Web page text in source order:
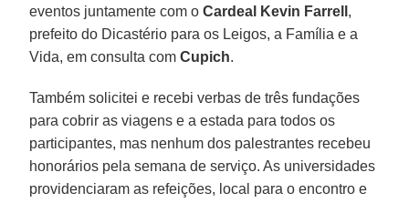
eventos juntamente com oCardeal Kevin Farrell ,
prefeito do Dicastério para os Leigos, a Família e a
Vida, em consulta comCupich.
Também solicitei e recebi verbas de três fundações
para cobrir as viagens e a estada para todos os
participantes, mas nenhum dos palestrantes recebeu
honorários pela semana de serviço. As universidades
providenciaram as refeições, local para o encontro e